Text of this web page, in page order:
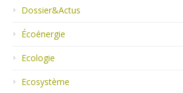
Dossier&Actus
Écoénergie
Ecologie
Ecosystème